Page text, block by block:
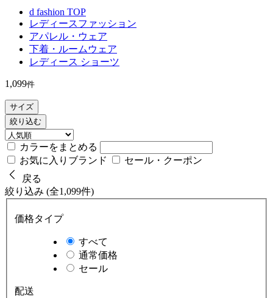
d fashion TOP
レディースファッション
アパレル・ウェア
下着・ルームウェア
レディース ショーツ
1,099件
サイズ
絞り込む
カラーをまとめる
お気に入りブランド
セール・クーポン
戻る
絞り込み (全1,099件)
価格タイプ
すべて
通常価格
セール
配送